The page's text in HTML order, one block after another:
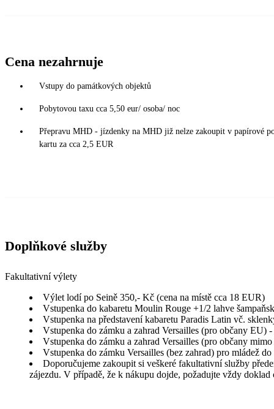
Cena nezahrnuje
Vstupy do památkových objektů
Pobytovou taxu cca 5,50 eur/ osoba/ noc
Přepravu MHD - jízdenky na MHD již nelze zakoupit v papírové
kartu za cca 2,5 EUR
Doplňkové služby
Fakultativní výlety
Výlet lodí po Seině 350,- Kč (cena na místě cca 18 EUR)
Vstupenka do kabaretu Moulin Rouge +1/2 lahve
Vstupenka na představení kabaretu Paradis Latin vč.
Vstupenka do zámku a zahrad Versailles (pro občany
Vstupenka do zámku a zahrad Versailles (pro občany
Vstupenka do zámku Versailles (bez zahrad) pro mládež
Doporučujeme zakoupit si veškeré fakultativní služby
zájezdu. V případě, že k nákupu dojde, požadujte vždy doklad